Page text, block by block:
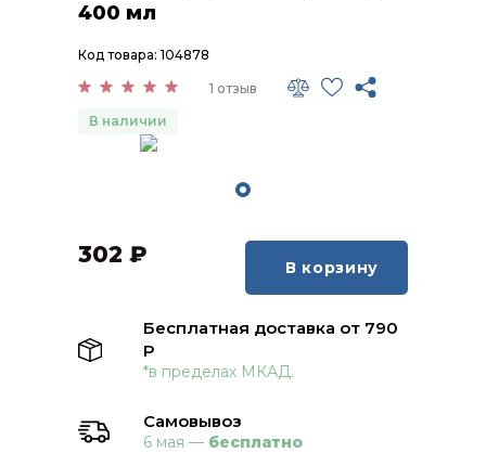
400 мл
1 отзыв
Код товара: 104878
В наличии
302 ₽ В корзину
Бесплатная доставка от 790
Р
*в пределах МКАД.
Самовывоз
6 мая — бесплатно